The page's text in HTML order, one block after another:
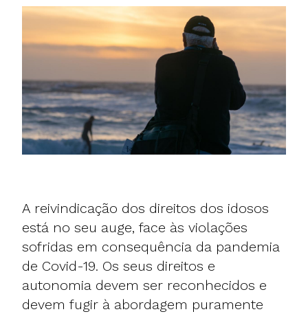
A reivindicação dos direitos dos idosos
está no seu auge, face às violações
sofridas em consequência da pandemia
de Covid-19. Os seus direitos e
autonomia devem ser reconhecidos e
devem fugir à abordagem puramente